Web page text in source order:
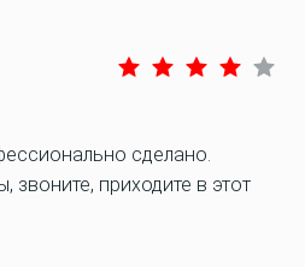
сделано.
приходите в этот